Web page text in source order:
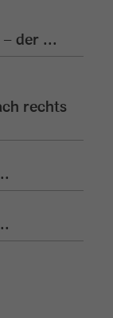
der ...
rechts